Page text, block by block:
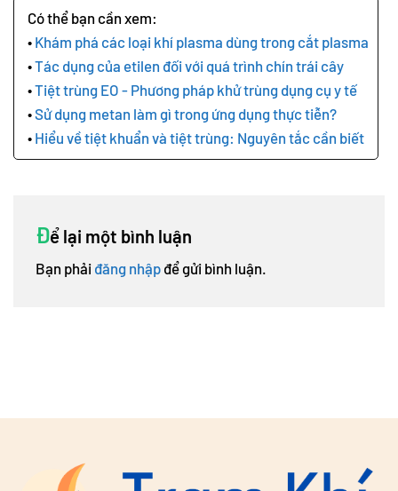
Khám phá các loại khí plasma dùng trong cắt plasma
Tác dụng của etilen đối với quá trình chín trái cây
Tiệt trùng EO - Phương pháp khử trùng dụng cụ y tế
Sử dụng metan làm gì trong ứng dụng thực tiễn?
Hiểu về tiệt khuẩn và tiệt trùng: Nguyên tắc cần biết
Để lại một bình luận
Bạn phải đăng nhập để gửi bình luận.